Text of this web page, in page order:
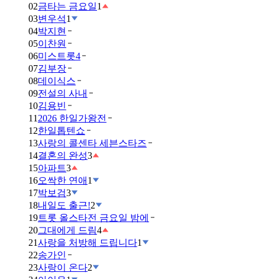
02금타는 금요일1
03변우석1
04박지현
05이찬원
06미스트롯4
07김부장
08데이식스
09전설의 사내
10김용빈
11 2026 한일가왕전
12한일톱텐쇼
13사랑의 콜센타 세븐스타즈
14결혼의 완성3
15아파트3
16오싹한 연애 1
17박보검3
18내일도 출근!2
19트롯 올스타전 금요일 밤에
20그대에게 드림4
21사랑을 처방해 드립니다1
22송가인
23사랑이 온다2